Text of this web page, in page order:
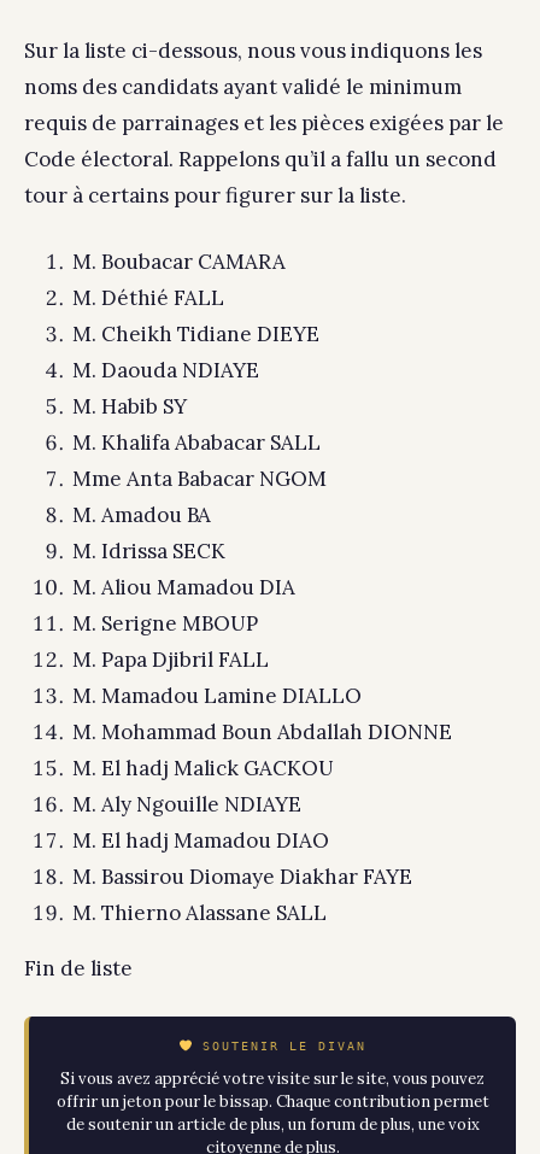
Sur la liste ci-dessous, nous vous indiquons les
noms des candidats ayant validé le minimum
requis de parrainages et les pièces exigées par le
Code électoral. Rappelons qu’il a fallu un second
tour à certains pour figurer sur la liste.
M. Boubacar CAMARA
M. Déthié FALL
M. Cheikh Tidiane DIEYE
M. Daouda NDIAYE
M. Habib SY
M. Khalifa Ababacar SALL
Mme Anta Babacar NGOM
M. Amadou BA
M. Idrissa SECK
M. Aliou Mamadou DIA
M. Serigne MBOUP
M. Papa Djibril FALL
M. Mamadou Lamine DIALLO
M. Mohammad Boun Abdallah DIONNE
M. El hadj Malick GACKOU
M. Aly Ngouille NDIAYE
M. El hadj Mamadou DIAO
M. Bassirou Diomaye Diakhar FAYE
M. Thierno Alassane SALL
Fin de liste
SOUTENIR LE DIVAN
Si vous avez apprécié votre visite sur le site, vous pouvez
offrir un jeton pour le bissap. Chaque contribution permet
de soutenir un article de plus, un forum de plus, une voix
citoyenne de plus.